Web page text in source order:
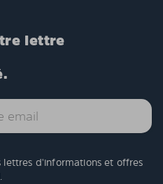
lettre
d'informations et offres